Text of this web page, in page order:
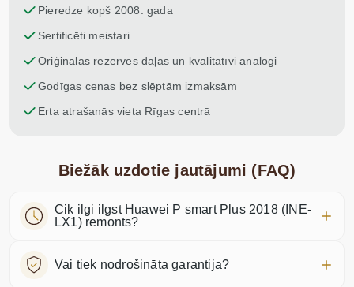
Pieredze kopš 2008. gada
Sertificēti meistari
Oriģinālās rezerves daļas un kvalitatīvi analogi
Godīgas cenas bez slēptām izmaksām
Ērta atrašanās vieta Rīgas centrā
Biežāk uzdotie jautājumi (FAQ)
Cik ilgi ilgst Huawei P smart Plus 2018 (INE-
LX1) remonts?
Vai tiek nodrošināta garantija?